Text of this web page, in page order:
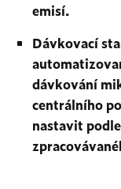
emisí.
Dávkovací
dávkování
centrálního
nastavit